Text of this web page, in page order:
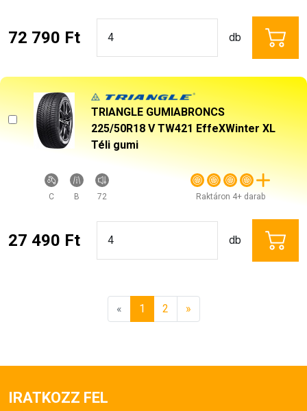
72 790 Ft db
TRIANGLE GUMIABRONCS
225/50R18 V TW421 EffeXWinter XL
Téli gumi
C B 72 Raktáron 4+ darab
27 490 Ft db
« 1 2 »
IRATKOZZ FEL